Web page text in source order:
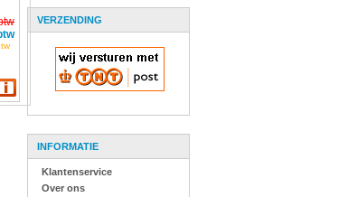
VERZENDING
INFORMATIE
Klantenservice
Over ons